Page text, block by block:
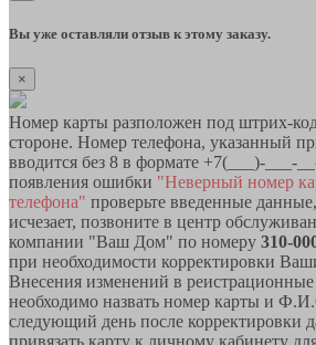
Вы уже оставляли отзыв к этому заказу.
×
Номер карты разположен под штрих-
стороне. Номер телефона, указанный
вводится без 8 в формате +7(___)-___-
появления ошибки "Неверный номер
телефона" проверьте введенные
исчезает, позвоните в центр
компании "Ваш Дом" по номеру 310-
при необходимости корректировки
Внесения изменений в
необходимо назвать номер карты и
следующий день после корректировки